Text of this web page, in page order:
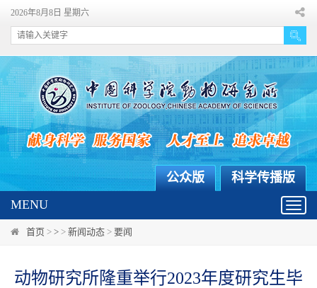
2026年8月8日 星期六
科学传播版
公众版
MENU
首页 > > > 新闻动态 > 要闻
动物研究所隆重举行2023年度研究生毕